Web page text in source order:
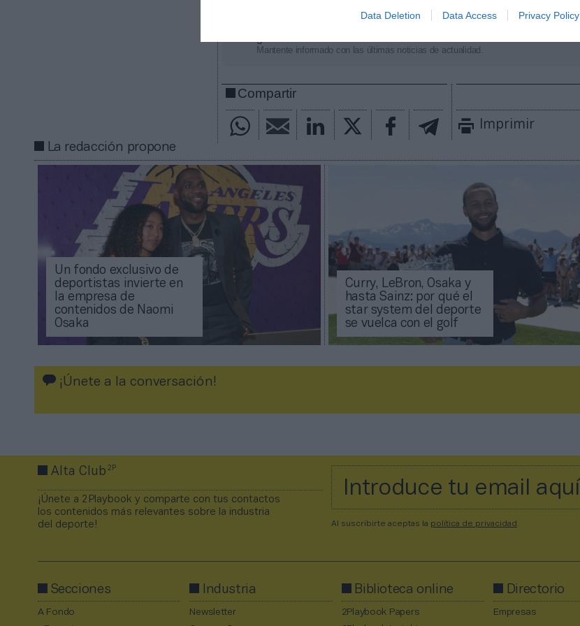
Data Deletion Data Access Privacy Policy
como fuente preferida de Google de forma
Mantente informado con las últimas noticias de actualidad.
Compartir
Imprimir
La redacción propone
Un fondo exclusivo de
deportistas invierte en
la empresa de
contenidos de Naomi
Osaka
Curry, LeBron, Osaka y
hasta Sainz: por qué el
star system del deporte
se vuelca con el golf
¡Únete a la conversación!
Alta Club2P
¡Únete a 2Playbook y comparte con tus contactos
los contenidos más relevantes sobre la industria
del deporte!
Al suscribirte aceptas la política de privacidad
Secciones
A Fondo
Industria
Newsletter
Biblioteca online
2Playbook Papers
Directorio
Empresas